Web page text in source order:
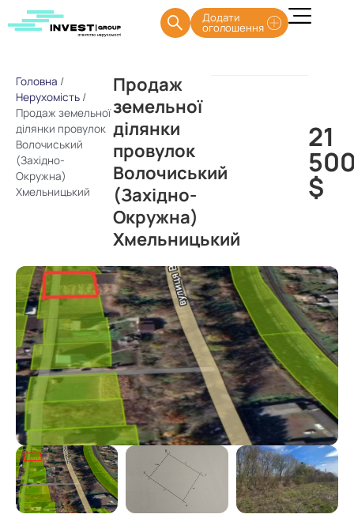
Додати
оголошення
Головна /
Нерухомість /
Продаж земельної
ділянки провулок
Волочиський
(Західно-
Окружна)
Хмельницький
Продаж
земельної
ділянки
провулок
Волочиський
(Західно-
Окружна)
Хмельницький
21
$